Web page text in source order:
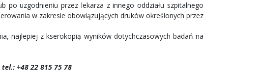
po uzgodnieniu przez lekarza z innego oddziału szpitalnego
w zakresie obowiązujących druków określonych przez
najlepiej z kserokopią wyników dotychczasowych badań na
+48 22 815 75 78